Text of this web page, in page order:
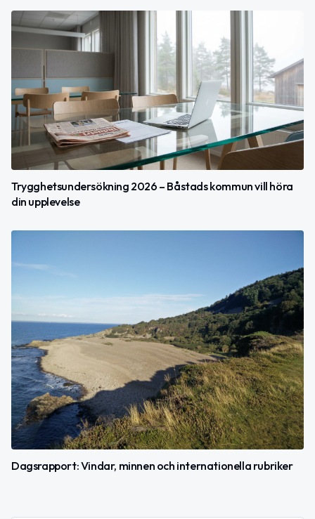
Trygghetsundersökning 2026 – Båstads kommun vill höra
din upplevelse
Dagsrapport: Vindar, minnen och internationella rubriker